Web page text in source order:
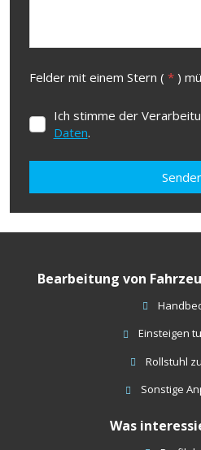
Felder mit einem Stern ( * )
stimme
der
Daten.
Ich stimme der
Daten.
se
odeslat.
Bearbeitung von
Einsteigen
Rollstuhl
Sonstige
Was